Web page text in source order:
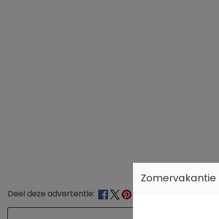
Deel deze advertentie:
Zomervakantie